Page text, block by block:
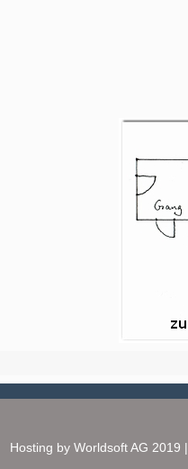
Hosting by Worldsoft AG 2019 |